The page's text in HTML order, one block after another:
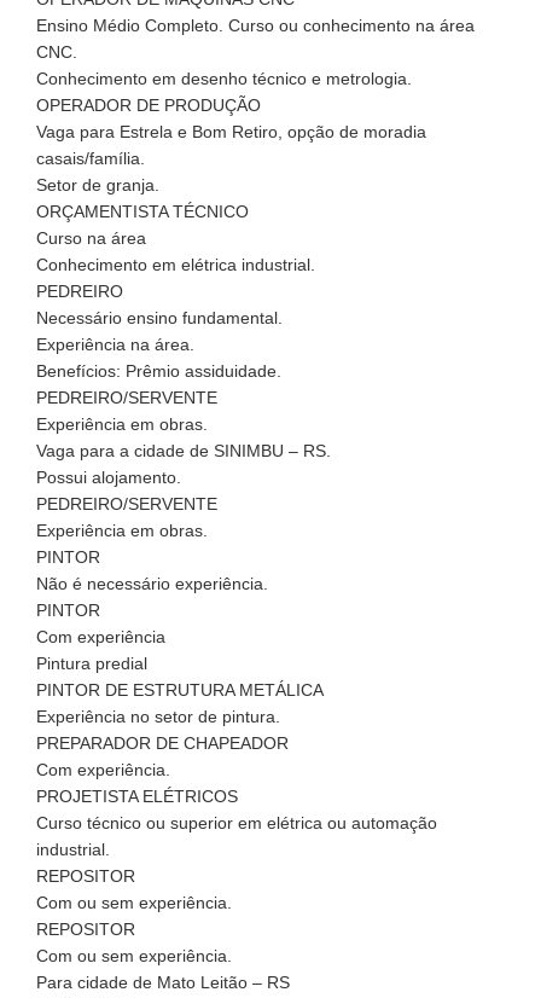
Ensino Médio Completo. Curso ou conhecimento na área
CNC.
Conhecimento em desenho técnico e metrologia.
OPERADOR DE PRODUÇÃO
Vaga para Estrela e Bom Retiro, opção de moradia
casais/família.
Setor de granja.
ORÇAMENTISTA TÉCNICO
Curso na área
Conhecimento em elétrica industrial.
PEDREIRO
Necessário ensino fundamental.
Experiência na área.
Benefícios: Prêmio assiduidade.
PEDREIRO/SERVENTE
Experiência em obras.
Vaga para a cidade de SINIMBU – RS.
Possui alojamento.
PEDREIRO/SERVENTE
Experiência em obras.
PINTOR
Não é necessário experiência.
PINTOR
Com experiência
Pintura predial
PINTOR DE ESTRUTURA METÁLICA
Experiência no setor de pintura.
PREPARADOR DE CHAPEADOR
Com experiência.
PROJETISTA ELÉTRICOS
Curso técnico ou superior em elétrica ou automação
industrial.
REPOSITOR
Com ou sem experiência.
REPOSITOR
Com ou sem experiência.
Para cidade de Mato Leitão – RS